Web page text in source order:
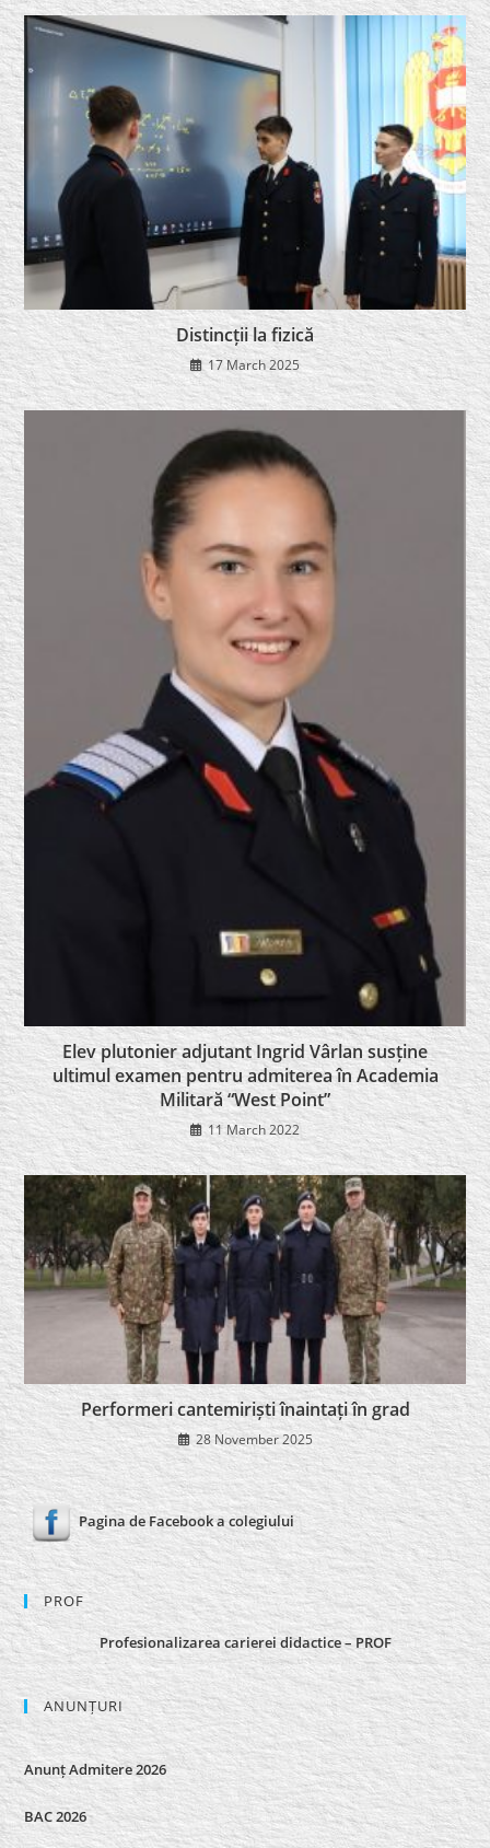
Distincții la fizică
17 March 2025
Elev plutonier adjutant Ingrid Vârlan susține
ultimul examen pentru admiterea în Academia
Militară “West Point”
11 March 2022
Performeri cantemiriști înaintați în grad
28 November 2025
Pagina de Facebook a colegiului
PROF
Profesionalizarea carierei didactice – PROF
ANUNȚURI
Anunț Admitere 2026
BAC 2026